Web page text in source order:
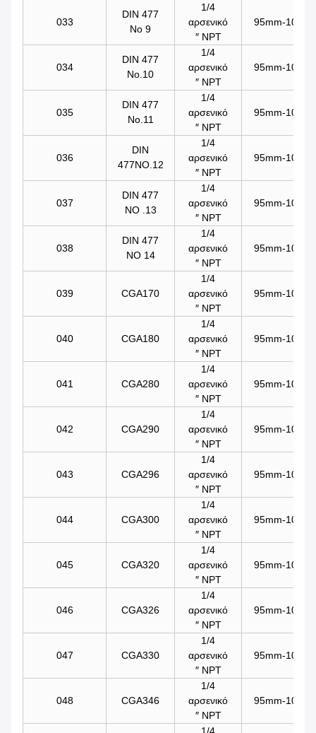
033
DIN 477
Νο 9
1/4
αρσενικό
″ NPT
95mm-
034
DIN 477
No.10
1/4
αρσενικό
″ NPT
95mm-
035
DIN 477
No.11
1/4
αρσενικό
″ NPT
95mm-
036
DIN
477NO.12
1/4
αρσενικό
″ NPT
95mm-
037
DIN 477
ΝΟ .13
1/4
αρσενικό
″ NPT
95mm-
038
DIN 477
ΝΟ 14
1/4
αρσενικό
″ NPT
95mm-
039 CGA170
1/4
αρσενικό
″ NPT
95mm-
040 CGA180
1/4
αρσενικό
″ NPT
95mm-
041 CGA280
1/4
αρσενικό
″ NPT
95mm-
042 CGA290
1/4
αρσενικό
″ NPT
95mm-
043 CGA296
1/4
αρσενικό
″ NPT
95mm-
044 CGA300
1/4
αρσενικό
″ NPT
95mm-
045 CGA320
1/4
αρσενικό
″ NPT
95mm-
046 CGA326
1/4
αρσενικό
″ NPT
95mm-
047 CGA330
1/4
αρσενικό
″ NPT
95mm-
048 CGA346
1/4
αρσενικό
″ NPT
95mm-